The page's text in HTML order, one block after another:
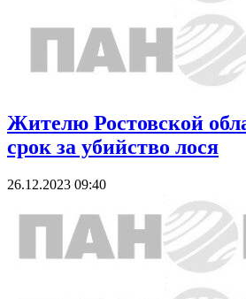
Жителю Ростовской
срок за убийство лося
26.12.2023 09:40